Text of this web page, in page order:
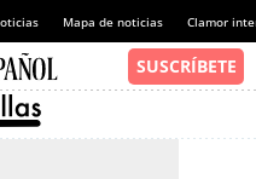
Mapa de noticias Clamor